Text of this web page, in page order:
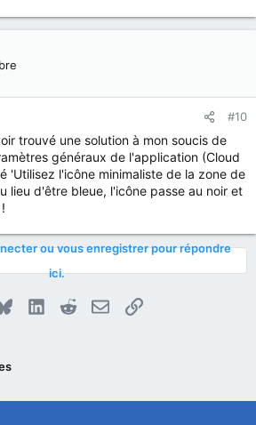
#10
trouvé une solution à mon soucis de
généraux de l'application (Cloud
'Utilisez l'icône minimaliste de la zone de
lieu d'être bleue, l'icône passe au noir et
ou vous enregistrer pour répondre
ici.
BlueskyLinkedInRedditE-mailLien